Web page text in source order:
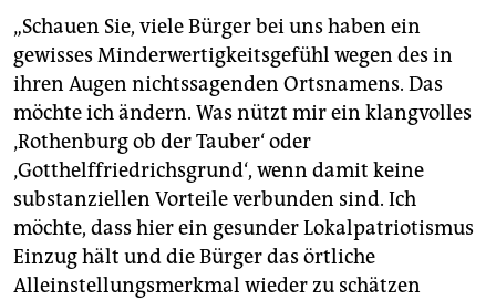
„Schauen Sie, viele Bür­ge­r bei uns haben ein
gewisses Minderwertigkeitsgefühl wegen des in
ihren Augen nichtssagenden Ortsnamens. Das
möchte ich ändern. Was nützt mir ein klangvolles
‚Rothenburg ob der Tauber‘ oder
‚Gotthelffriedrichsgrund‘, wenn damit keine
substanziellen Vorteile verbunden sind. Ich
möchte, dass hier ein gesunder Lokalpatriotismus
Einzug hält und die Bür­ge­r das örtliche
Alleinstellungsmerkmal wieder zu schätzen